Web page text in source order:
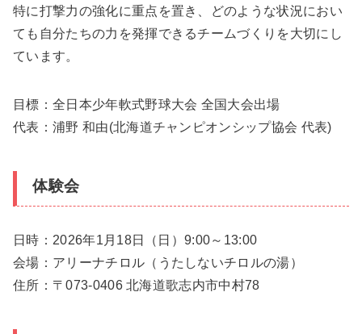
特に打撃力の強化に重点を置き、どのような状況におい
ても自分たちの力を発揮できるチームづくりを大切にし
ています。
目標：全日本少年軟式野球大会 全国大会出場
代表：浦野 和由(北海道チャンピオンシップ協会 代表)
体験会
日時：2026年1月18日（日）9:00～13:00
会場：アリーナチロル（うたしないチロルの湯）
住所：〒073-0406 北海道歌志内市中村78